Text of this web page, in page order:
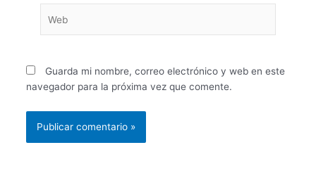
Guarda mi nombre, correo electrónico y web en este
navegador para la próxima vez que comente.